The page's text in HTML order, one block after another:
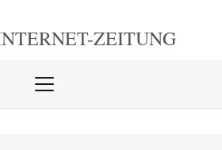
ZEITUNG
Menü